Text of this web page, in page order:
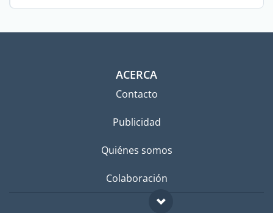
ACERCA
Contacto
Publicidad
Quiénes somos
Colaboración